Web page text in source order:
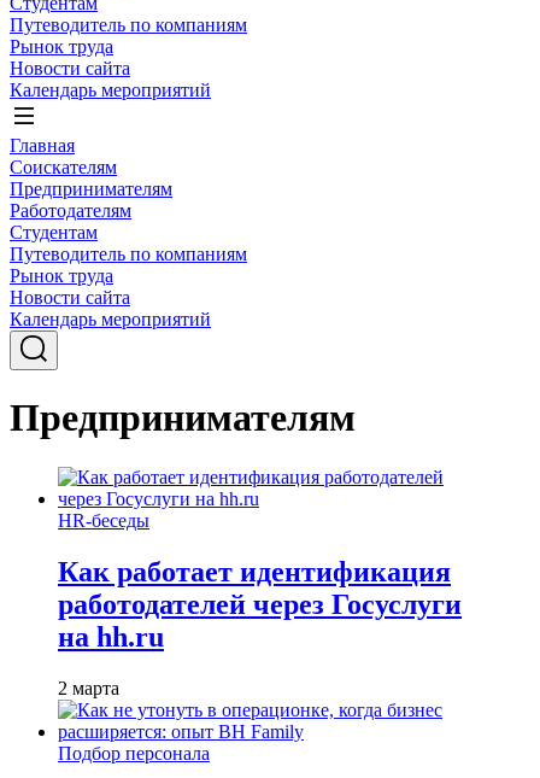
Путеводитель по компаниям
Рынок труда
Новости сайта
Календарь мероприятий
Главная
Соискателям
Предпринимателям
Работодателям
Студентам
Путеводитель по компаниям
Рынок труда
Новости сайта
Календарь мероприятий
Предпринимателям
HR-беседы
Как работает идентификация
работодателей через Госуслуги
на hh.ru
2 марта
Подбор персонала